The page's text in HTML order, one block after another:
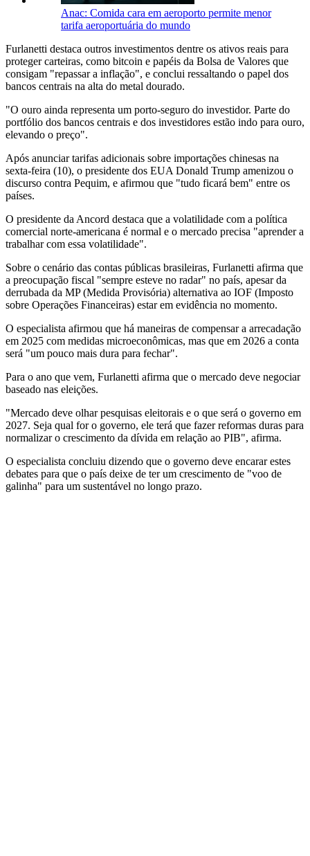
Anac: Comida cara em aeroporto permite menor
tarifa aeroportuária do mundo
Furlanetti destaca outros investimentos dentre os ativos reais para
proteger carteiras, como bitcoin e papéis da Bolsa de Valores que
consigam "repassar a inflação", e conclui ressaltando o papel dos
bancos centrais na alta do metal dourado.
"O ouro ainda representa um porto-seguro do investidor. Parte do
portfólio dos bancos centrais e dos investidores estão indo para ouro,
elevando o preço".
Após anunciar tarifas adicionais sobre importações chinesas na
sexta-feira (10), o presidente dos EUA Donald Trump amenizou o
discurso contra Pequim, e afirmou que "tudo ficará bem" entre os
países.
O presidente da Ancord destaca que a volatilidade com a política
comercial norte-americana é normal e o mercado precisa "aprender a
trabalhar com essa volatilidade".
Sobre o cenário das contas públicas brasileiras, Furlanetti afirma que
a preocupação fiscal "sempre esteve no radar" no país, apesar da
derrubada da MP (Medida Provisória) alternativa ao IOF (Imposto
sobre Operações Financeiras) estar em evidência no momento.
O especialista afirmou que há maneiras de compensar a arrecadação
em 2025 com medidas microeconômicas, mas que em 2026 a conta
será "um pouco mais dura para fechar".
Para o ano que vem, Furlanetti afirma que o mercado deve negociar
baseado nas eleições.
"Mercado deve olhar pesquisas eleitorais e o que será o governo em
2027. Seja qual for o governo, ele terá que fazer reformas duras para
normalizar o crescimento da dívida em relação ao PIB", afirma.
O especialista concluiu dizendo que o governo deve encarar estes
debates para que o país deixe de ter um crescimento de "voo de
galinha" para um sustentável no longo prazo.